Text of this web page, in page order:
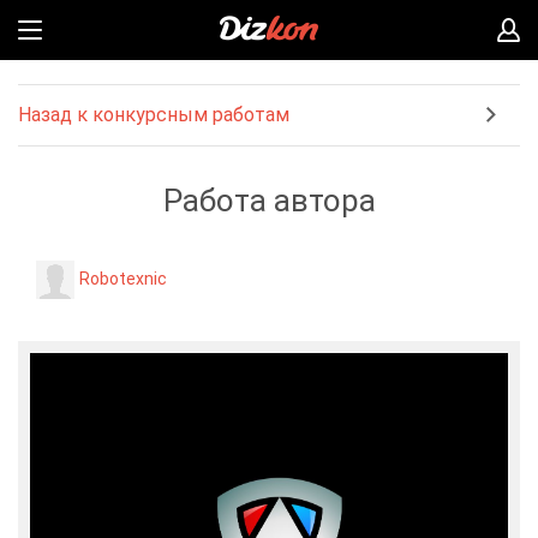
Назад к конкурсным работам
Работа автора
Robotexnic